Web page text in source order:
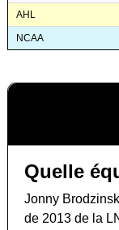
AHL
NCAA
Quelle
Jonny
de 2013 de la